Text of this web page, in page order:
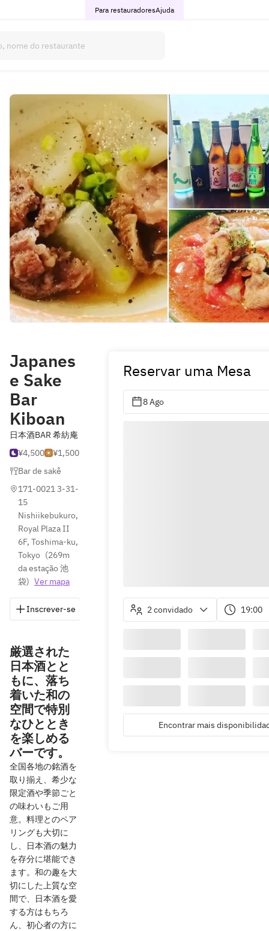
Para restauradoresAjuda
Japanes
e Sake
Bar
Kiboan
日本酒BAR 希紡庵
¥4,500
¥1,500
Bar de sakê
171-0021 3-31-
15
Nishiikebukuro,
Royal Plaza II
6F, Toshima-ku,
Tokyo (269m
da estação 池
袋) Ver mapa
Inscrever-se Compartilhar Indicações
厳選された
日本酒とと
もに、落ち
着いた和の
空間で特別
なひととき
を楽しめる
バーです。
全国各地の銘酒を
取り揃え、希少な
限定酒や季節ごと
の味わいもご用
意。料理とのペア
リングも大切に
し、日本酒の魅力
を存分に堪能でき
ます。和の趣を大
切にした上質な空
間で、日本酒を愛
する方はもちろ
ん、初心者の方に
Reservar uma Mesa
8 Ago
2 convidado 19:00
Encontrar mais